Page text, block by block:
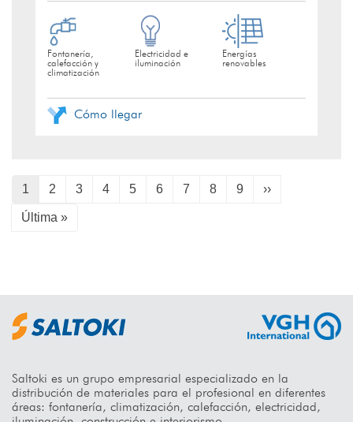
Fontanería,
calefacción y
climatización
Electricidad e
iluminación
Energías
renovables
Cómo llegar
Página
1 Page
2 Page
3 Page
4 Page
5 Page
6 Page
7 Page
8 Page
9
Siguiente
››
Última
Última »
Saltoki es un grupo empresarial especializado en la
distribución de materiales para el profesional en diferentes
áreas: fontanería, climatización, calefacción, electricidad,